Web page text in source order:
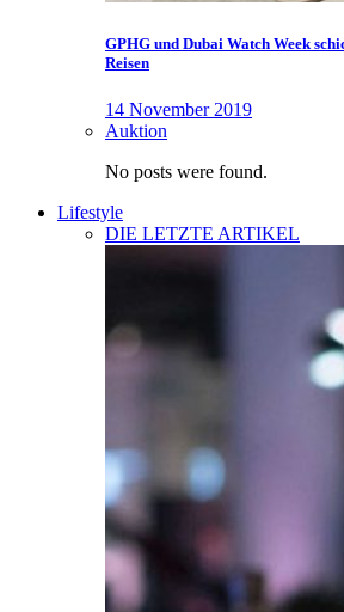
GPHG und Dubai Watch Week
Reisen
14 November 2019
Auktion
No posts were found.
Lifestyle
DIE LETZTE ARTIKEL